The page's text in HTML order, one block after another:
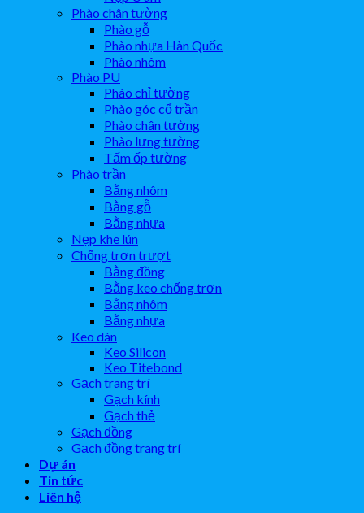
Phào chân tường
Phào gỗ
Phào nhựa Hàn Quốc
Phào nhôm
Phào PU
Phào chỉ tường
Phào góc cổ trần
Phào chân tường
Phào lưng tường
Tấm ốp tường
Phào trần
Bằng nhôm
Bằng gỗ
Bằng nhựa
Nẹp khe lún
Chống trơn trượt
Bằng đồng
Bằng keo chống trơn
Bằng nhôm
Bằng nhựa
Keo dán
Keo Silicon
Keo Titebond
Gạch trang trí
Gạch kính
Gạch thẻ
Gạch đồng
Gạch đồng trang trí
Dự án
Tin tức
Liên hệ